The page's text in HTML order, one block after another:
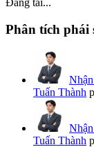
Đang tải...
Phân tích phái
Tuấn Thành
Tuấn Thành